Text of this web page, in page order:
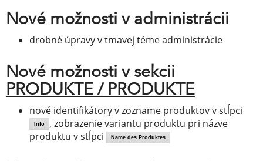
Nové možnosti v administrácii
drobné úpravy v tmavej téme administrácie
Nové možnosti v sekcii
PRODUKTE / PRODUKTE
nové identifikátory v zozname produktov v stĺpci
Info
, zobrazenie variantu produktu pri názve
produktu v stĺpci
Name des Produktes